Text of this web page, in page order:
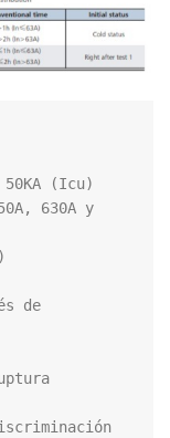
(Icu)
630A y
de